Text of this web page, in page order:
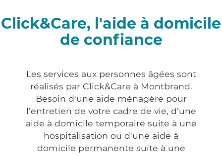
Click&Care, l'aide à domicile
de confiance
Les services aux personnes âgées sont
réalisés par Click&Care à Montbrand.
Besoin d'une aide ménagère pour
l'entretien de votre cadre de vie, d'une
aide à domicile temporaire suite à une
hospitalisation ou d'une aide à
domicile permanente suite à une